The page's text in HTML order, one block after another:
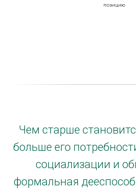
позицию
Чем старше
больше его
социализации и
формальная